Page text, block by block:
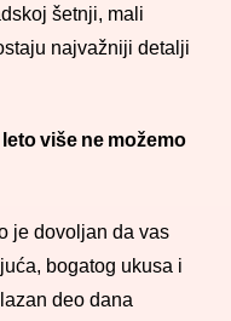
šetnji, mali
najvažniji detalji
više ne možemo
je dovoljan da vas
bogatog ukusa i
deo dana